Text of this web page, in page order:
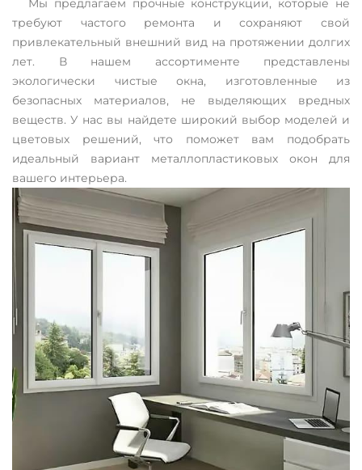
Мы предлагаем прочные конструкции, которые не
требуют частого ремонта и сохраняют свой
привлекательный внешний вид на протяжении долгих
лет. В нашем ассортименте представлены
экологически чистые окна, изготовленные из
безопасных материалов, не выделяющих вредных
веществ. У нас вы найдете широкий выбор моделей и
цветовых решений, что поможет вам подобрать
идеальный вариант металлопластиковых окон для
вашего интерьера.